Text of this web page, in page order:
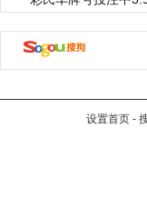
设置首页 -